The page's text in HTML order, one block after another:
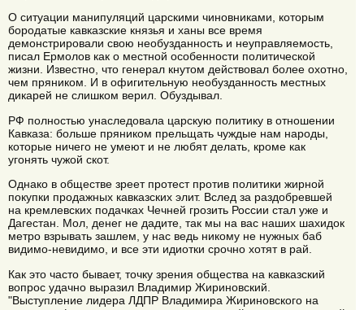
О ситуации манипуляций царскими чиновниками, которым
бородатые кавказские князья и ханы все время
демонстрировали свою необузданность и неуправляемость,
писал Ермолов как о местной особенности политической
жизни. Известно, что генерал кнутом действовал более охотно,
чем пряником. И в офигительную необузданность местных
дикарей не слишком верил. Обуздывал.
РФ полностью унаследовала царскую политику в отношении
Кавказа: больше пряником прельщать чуждые нам народы,
которые ничего не умеют и не любят делать, кроме как
угонять чужой скот.
Однако в обществе зреет протест против политики жирной
покупки продажных кавказских элит. Вслед за раздобревшей
на кремлевских подачках Чечней грозить России стал уже и
Дагестан. Мол, денег не дадите, так мы на вас наших шахидок
метро взрывать зашлем, у нас ведь никому не нужных баб
видимо-невидимо, и все эти идиотки срочно хотят в рай.
Как это часто бывает, точку зрения общества на кавказский
вопрос удачно выразил Владимир Жириновский.
"Выступление лидера ЛДПР Владимира Жириновского на